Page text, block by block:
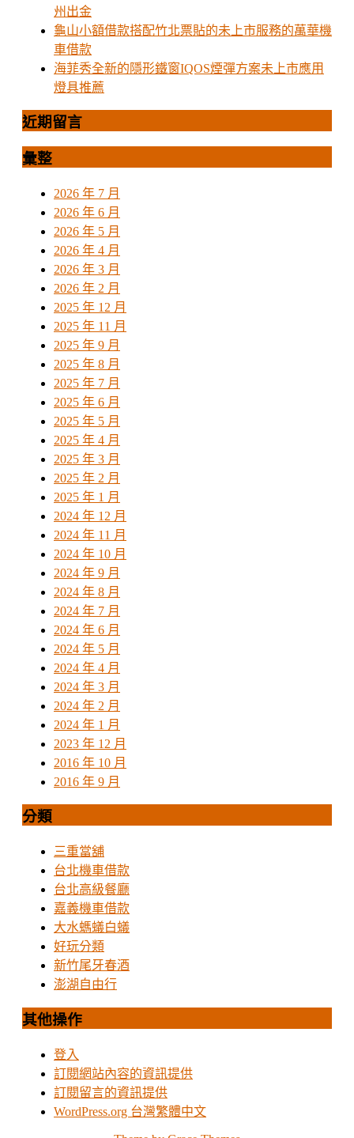
州出金
龜山小額借款搭配竹北票貼的未上市服務的萬華機
車借款
海菲秀全新的隱形鐵窗IQOS煙彈方案未上市應用
燈具推薦
近期留言
彙整
2026 年 7 月
2026 年 6 月
2026 年 5 月
2026 年 4 月
2026 年 3 月
2026 年 2 月
2025 年 12 月
2025 年 11 月
2025 年 9 月
2025 年 8 月
2025 年 7 月
2025 年 6 月
2025 年 5 月
2025 年 4 月
2025 年 3 月
2025 年 2 月
2025 年 1 月
2024 年 12 月
2024 年 11 月
2024 年 10 月
2024 年 9 月
2024 年 8 月
2024 年 7 月
2024 年 6 月
2024 年 5 月
2024 年 4 月
2024 年 3 月
2024 年 2 月
2024 年 1 月
2023 年 12 月
2016 年 10 月
2016 年 9 月
分類
三重當舖
台北機車借款
台北高級餐廳
嘉義機車借款
大水螞蟻白蟻
好玩分類
新竹尾牙春酒
澎湖自由行
其他操作
登入
訂閱網站內容的資訊提供
訂閱留言的資訊提供
WordPress.org 台灣繁體中文